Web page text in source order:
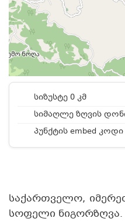
სიზუსტე 0 კმ
სიმაღლე ზღვის
პუნქტის embed კოდი
საქართველო,
სოფელი ნიგორზღვა.